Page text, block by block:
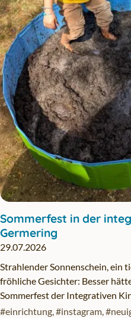
Sommerfest in der
Germering
29.07.2026
Strahlender Sonnenschein, ein
fröhliche Gesichter: Besser
Sommerfest der Integrativen
#einrichtung,#instagram,